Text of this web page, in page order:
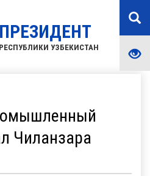
ПРЕЗИДЕНТ
РЕСПУБЛИКИ УЗБЕКИСТАН
Чиланзара